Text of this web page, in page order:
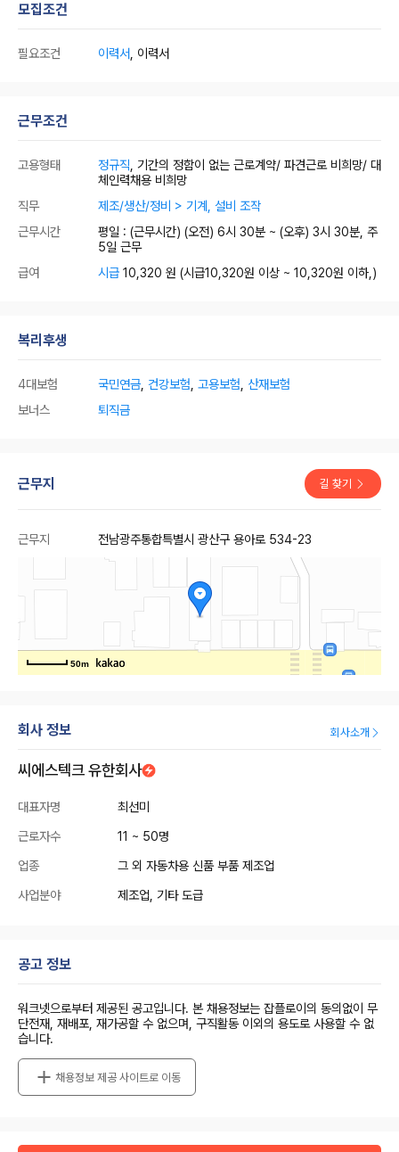
모집조건
필요조건 이력서 , 이력서
근무조건
고용형태 정규직 , 기간의 정함이 없는 근로계약/ 파견근로 비희망/ 대
체인력채용 비희망
직무
제조/생산/정비 > 기계, 설비 조작
근무시간
평일 : (근무시간) (오전) 6시 30분 ~ (오후) 3시 30분, 주
5일 근무
급여
시급 10,320 원 (시급10,320원 이상 ~ 10,320원 이하,)
복리후생
4대보험 국민연금 건강보험 고용보험 산재보험
보너스
퇴직금
근무지 길 찾기
근무지 전남광주통합특별시 광산구 용아로 534-23
50m
회사 정보 회사소개
씨에스텍크 유한회사
대표자명
최선미
근로자수
11 ~ 50명
업종
그 외 자동차용 신품 부품 제조업
사업분야
제조업, 기타 도급
공고 정보
워크넷으로부터 제공된 공고입니다. 본 채용정보는 잡플로이의 동의없이 무
단전재, 재배포, 재가공할 수 없으며, 구직활동 이외의 용도로 사용할 수 없
습니다.
채용정보 제공 사이트로 이동